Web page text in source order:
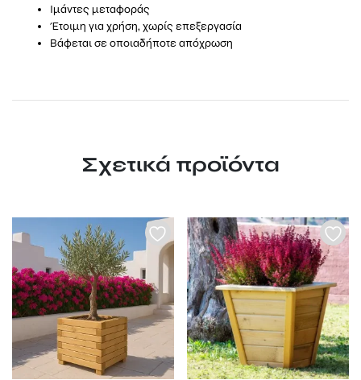
Ιμάντες μεταφοράς
Έτοιμη για χρήση, χωρίς επεξεργασία
Βάφεται σε οποιαδήποτε απόχρωση
Σχετικά προϊόντα